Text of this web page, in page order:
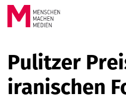
Springe zum Inhalt
MACHEN
MEDIEN
Pulitzer
iranischen